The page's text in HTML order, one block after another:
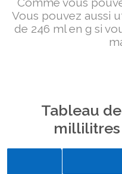
Vous pouvez aussi
de 246 ml en g si
Tableau